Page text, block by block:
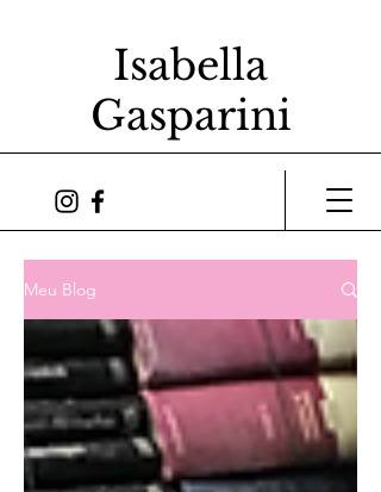
Isabella
Gasparini
Meu Blog